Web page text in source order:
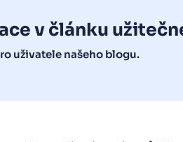
v článku
uživatele našeho blogu.